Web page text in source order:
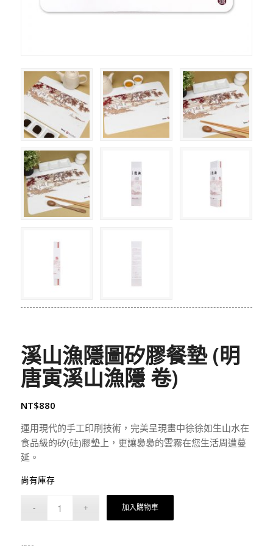
溪山漁隱圖矽膠餐墊 (明
唐寅溪山漁隱 卷)
NT$880
運用現代的手工印刷技術，完美呈現畫中徐徐如生山水在
食品級的矽(硅)膠墊上，更讓裊裊的雲霧在您生活周遭蔓
延。
尚有庫存
加入購物車